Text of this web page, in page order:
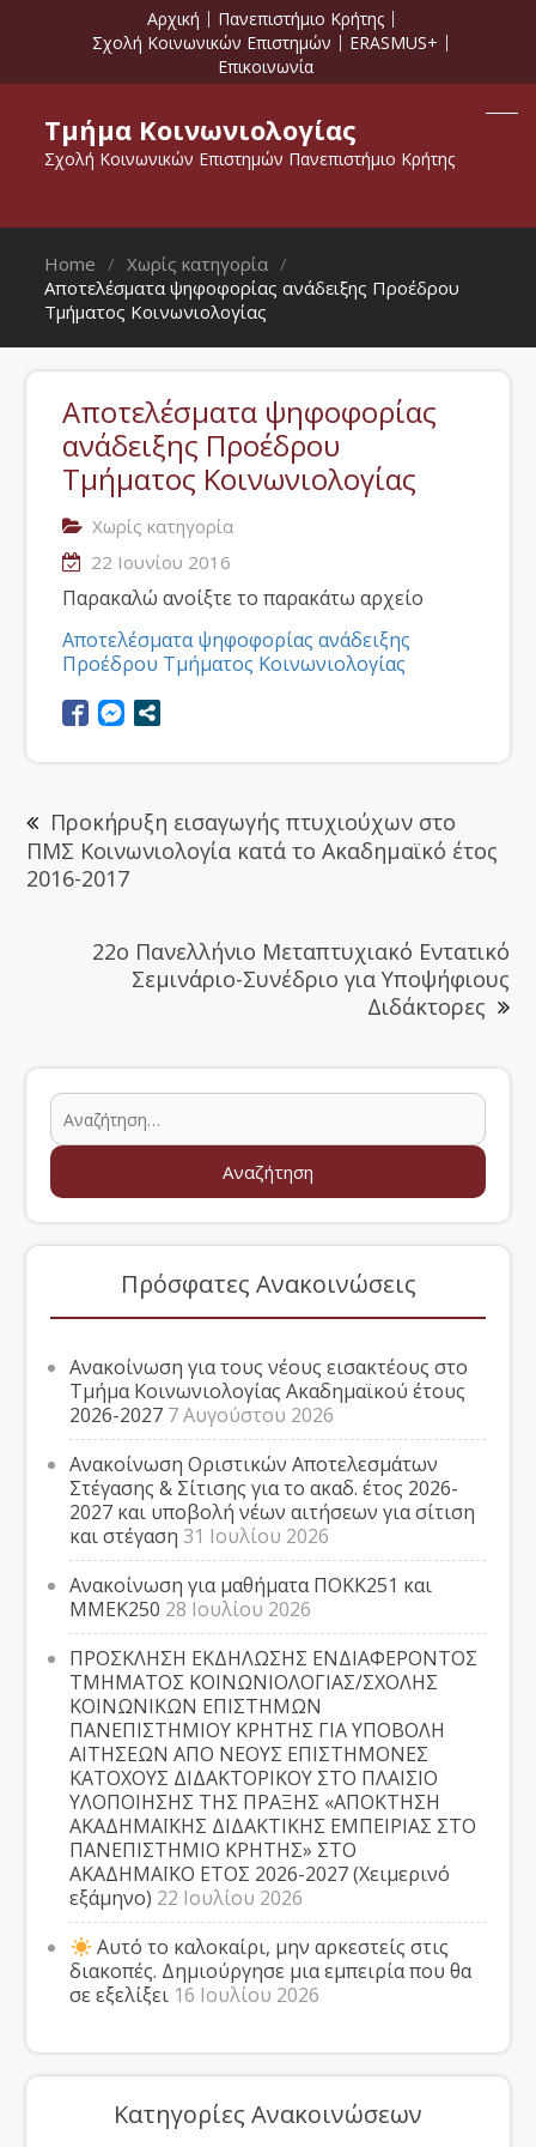
Αρχική
Πανεπιστήμιο Κρήτης
Σχολή Κοινωνικών Επιστημών
ERASMUS+
Επικοινωνία
Τμήμα Κοινωνιολογίας
Σχολή Κοινωνικών Επιστημών Πανεπιστήμιο Κρήτης
Home
Χωρίς κατηγορία
Αποτελέσματα ψηφοφορίας ανάδειξης Προέδρου
Τμήματος Κοινωνιολογίας
Αποτελέσματα ψηφοφορίας
ανάδειξης Προέδρου
Τμήματος Κοινωνιολογίας
Χωρίς κατηγορία
22 Ιουνίου 2016
Παρακαλώ ανοίξτε το παρακάτω αρχείο
Αποτελέσματα ψηφοφορίας ανάδειξης
Προέδρου Τμήματος Κοινωνιολογίας
Προκήρυξη εισαγωγής πτυχιούχων στο
ΠΜΣ Κοινωνιολογία κατά το Ακαδημαϊκό έτος
2016-2017
22ο Πανελλήνιο Μεταπτυχιακό Εντατικό
Σεμινάριο-Συνέδριο για Υποψήφιους
Διδάκτορες
Πρόσφατες Ανακοινώσεις
Ανακοίνωση για τους νέους εισακτέους στο
Τμήμα Κοινωνιολογίας Ακαδημαϊκού έτους
2026-2027 7 Αυγούστου 2026
Ανακοίνωση Οριστικών Αποτελεσμάτων
Στέγασης & Σίτισης για το ακαδ. έτος 2026-
2027 και υποβολή νέων αιτήσεων για σίτιση
και στέγαση 31 Ιουλίου 2026
Ανακοίνωση για μαθήματα ΠΟΚΚ251 και
ΜΜΕΚ250 28 Ιουλίου 2026
ΠΡΟΣΚΛΗΣΗ ΕΚΔΗΛΩΣΗΣ ΕΝΔΙΑΦΕΡΟΝΤΟΣ
ΤΜΗΜΑΤΟΣ ΚΟΙΝΩΝΙΟΛΟΓΙΑΣ/ΣΧΟΛΗΣ
ΚΟΙΝΩΝΙΚΩΝ ΕΠΙΣΤΗΜΩΝ
ΠΑΝΕΠΙΣΤΗΜΙΟΥ ΚΡΗΤΗΣ ΓΙΑ ΥΠΟΒΟΛΗ
ΑΙΤΗΣΕΩΝ ΑΠΟ ΝΕΟΥΣ ΕΠΙΣΤΗΜΟΝΕΣ
ΚΑΤΟΧΟΥΣ ΔΙΔΑΚΤΟΡΙΚΟΥ ΣΤΟ ΠΛΑΙΣΙΟ
ΥΛΟΠΟΙΗΣΗΣ ΤΗΣ ΠΡΑΞΗΣ «ΑΠΟΚΤΗΣΗ
ΑΚΑΔΗΜΑΪΚΗΣ ΔΙΔΑΚΤΙΚΗΣ ΕΜΠΕΙΡΙΑΣ ΣΤΟ
ΠΑΝΕΠΙΣΤΗΜΙΟ ΚΡΗΤΗΣ» ΣΤΟ
ΑΚΑΔΗΜΑΪΚΟ ΕΤΟΣ 2026-2027 (Χειμερινό
εξάμηνο) 22 Ιουλίου 2026
Αυτό το καλοκαίρι, μην αρκεστείς στις
διακοπές. Δημιούργησε μια εμπειρία που θα
σε εξελίξει 16 Ιουλίου 2026
Κατηγορίες Ανακοινώσεων